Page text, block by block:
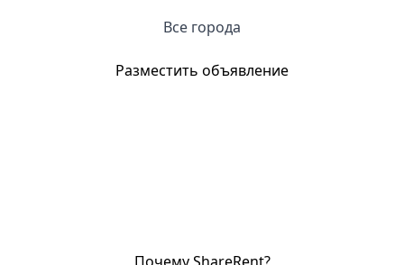
Все города
Разместить объявление